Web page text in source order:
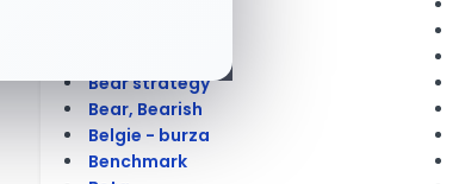
Bear strategy
Bear, Bearish
Belgie - burza
Benchmark